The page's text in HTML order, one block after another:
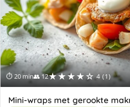
⏱ 20 min👥 12★★★★☆ 4 (1)
Mini-wraps met gerookte